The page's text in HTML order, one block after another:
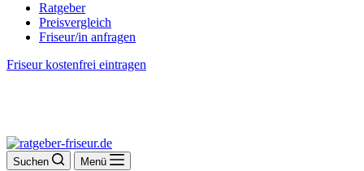
Ratgeber
Preisvergleich
Friseur/in anfragen
Friseur kostenfrei eintragen
Suchen Menü